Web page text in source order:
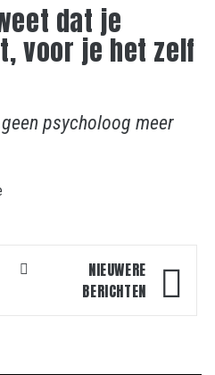
dat je
voor je het zelf
psycholoog meer
NIEUWERE
BERICHTEN